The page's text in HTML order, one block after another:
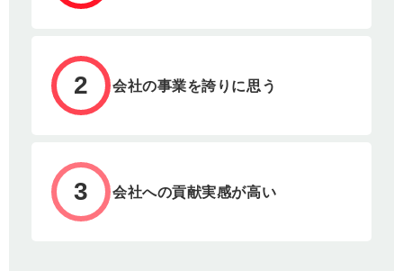
2 会社の事業を誇りに思う
3 会社への貢献実感が高い